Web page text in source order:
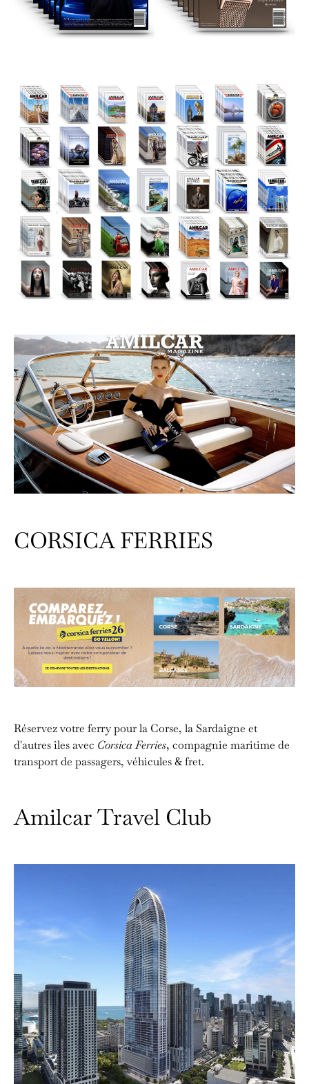
CORSICA FERRIES
Réservez votre ferry pour la Corse, la Sardaigne et
d'autres îles avec Corsica Ferries, compagnie maritime de
transport de passagers, véhicules & fret.
Amilcar Travel Club